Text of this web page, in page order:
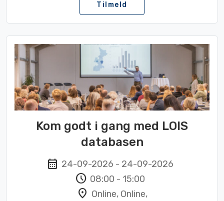
Tilmeld
Kom godt i gang med LOIS
databasen
calendar_month 24-09-2026 - 24-09-2026
schedule 08:00 - 15:00
location_on Online, Online,